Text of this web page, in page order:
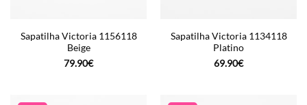
Sapatilha Victoria 1156118
Beige
79.90€
Sapatilha Victoria 1134118
Platino
69.90€